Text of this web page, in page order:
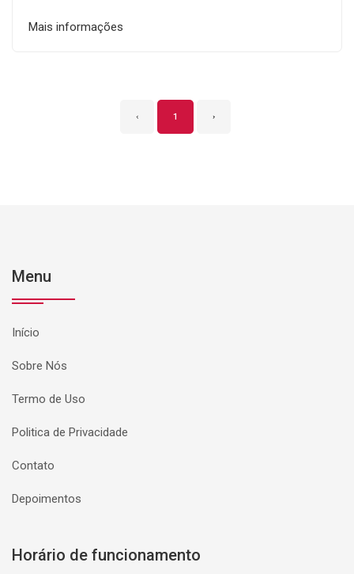
Mais informações
‹ 1 ›
Menu
Início
Sobre Nós
Termo de Uso
Politica de Privacidade
Contato
Depoimentos
Horário de funcionamento